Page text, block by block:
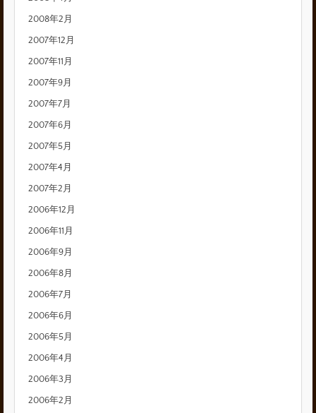
2008年2月
2007年12月
2007年11月
2007年9月
2007年7月
2007年6月
2007年5月
2007年4月
2007年2月
2006年12月
2006年11月
2006年9月
2006年8月
2006年7月
2006年6月
2006年5月
2006年4月
2006年3月
2006年2月